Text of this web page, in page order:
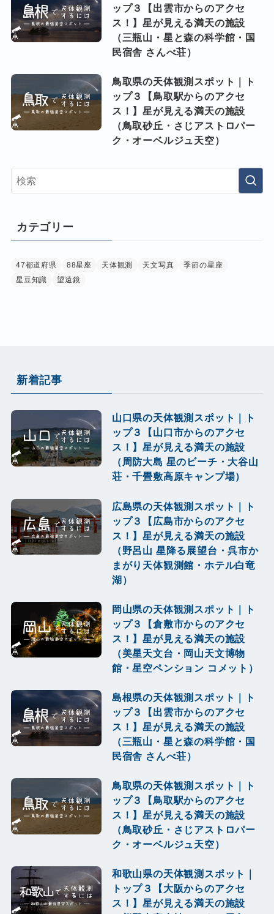
ップ３【出雲市からのアクセ
ス！】星が見える満天の施設
（三瓶山・星と森の科学館・国
民宿舎 さんべ荘）
鳥取県の天体観測スポット｜ト
ップ３【鳥取駅からのアクセ
ス！】星が見える満天の施設
（鳥取砂丘・さじアストロパー
ク・オーベルジュ天空）
カテゴリー
47都道府県 88星座 天体観測 天文写真
季節の星座
星豆知識
望遠鏡
新着記事
山口県の天体観測スポット｜ト
ップ３【山口市からのアクセ
ス！】星が見える満天の施設
（周防大島 星のビーチ・大谷山
荘・千畳敷高原キャンプ場）
広島県の天体観測スポット｜ト
ップ３【広島市からのアクセ
ス！】星が見える満天の施設
（野呂山 星降る展望台・呉市か
まがり天体観測館・ホテル白竜
湖）
岡山県の天体観測スポット｜ト
ップ３【倉敷市からのアクセ
ス！】星が見える満天の施設
（美星天文台・岡山天文博物
館・星空ペンション コメット）
島根県の天体観測スポット｜ト
ップ３【出雲市からのアクセ
ス！】星が見える満天の施設
（三瓶山・星と森の科学館・国
民宿舎 さんべ荘）
鳥取県の天体観測スポット｜ト
ップ３【鳥取駅からのアクセ
ス！】星が見える満天の施設
（鳥取砂丘・さじアストロパー
ク・オーベルジュ天空）
和歌山県の天体観測スポット｜
トップ３【大阪からのアクセ
ス！】星が見える満天の施設